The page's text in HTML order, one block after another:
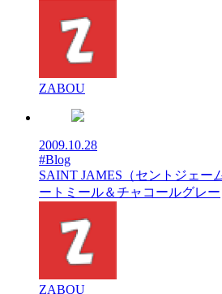
ZABOU
2009.10.28
#Blog
SAINT JAMES（セントジェ
ートミール＆チャコールグレー
ZABOU